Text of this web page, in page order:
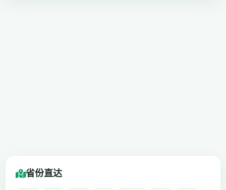
省份直达